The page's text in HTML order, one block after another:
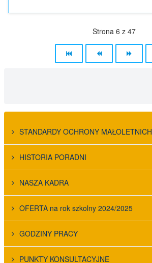
Strona 6 z 47
STANDARDY OCHRONY MAŁOLETNICH
HISTORIA PORADNI
NASZA KADRA
OFERTA na rok szkolny 2024/2025
GODZINY PRACY
PUNKTY KONSULTACYJNE